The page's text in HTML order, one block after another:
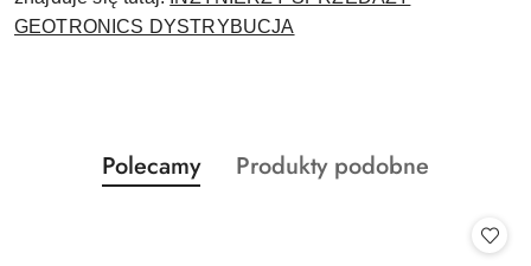
GEOTRONICS DYSTRYBUCJA
Pomiń karuzelę produktów
Produkty
o
Polecamy
Produkty
Produkty podobne